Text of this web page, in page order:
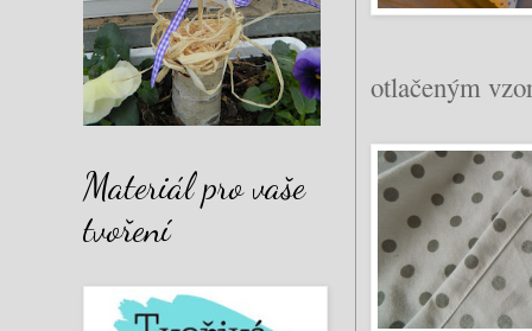
otlačeným
Materiál pro vaše
tvoření